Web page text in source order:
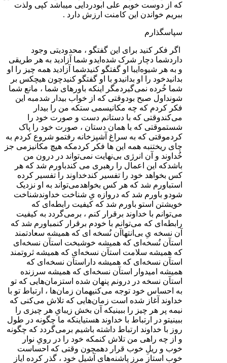
که از دوست خوبم علی ابودردایی میباشد کپی ولذت
ببریم خواندن این کامنت ارزش دارد .
سپاسگذارم
اگر فکر کنید برای این گفتگو ، محدودیتی وجود
داردشما دچار شرک شده‌ایدو شما آزادید به هر طریقی
و به هر شیوه‌ایبا او گفتگو کنیدشما آزادید همه چیز را او
بدانیدخود را او بدانیدو با او گفتگو کنیدچون هیچکس بر
شما خُرده نمی‌گیردمگر اینکه باورهای شما ، مانع شما
شونداول صبح بودوقتی که از خواب بیدار شدمبه این
فکر کردم که چه مکانیسمی ستکه من را بیدار
می‌کندوقتی که با دستانم دست و صورت خود را
شستموقتی که با همان دستان ، صورت خود را پاک
کردموقتی که به سراغ آشپزخانه رفتمو شروع کردم به
چای ریختنبه همه این ها فکر کردمکه هیچ مکانیزمی جز
خُداوند و آن انرژی بی‌نهایت نمی‌تواند در درون من
باشدکه این اعمال را رهبری می کندباورم شد که هر
کس بخواهد خود را تفسیر کندخداوند را تفسیر کرده
استباورم شد که هر کس بخواهدمی‌تواند به او نزدیک
شودو باورم شد که دروازه یِ شناخت خداوندشناخت
خویشتن استو باورم شد که کیفیت رابطه‌ای که
می‌توانم با خداوند برقرار کنم ، برمی‌گردد به کیفیت
رابطه‌ای که می‌توانم با خودم برقرار کنمباورم شد که
آن نسخه یِ بی‌انتهاآن نُسخه‌ ای که همیشه سعادتمند
استآن نُسخه‌ای که همیشه خوشبخت استآن نسخه‌ای
که همیشه سلامت استآن نسخه‌ای که همیشه ثروتمند
استآن نسخه‌ای که همیشه داراستآن نسخه‌ای که
همیشه امیدوار استآن نسخه‌ای که همیشه سرزنده
استآن نسخه در درونم پنهان شده استزمان‌هایی که تو
به احساس خود توجه می‌کنیهمان زمان‌ها ، ارتباط تو با
خداوند آغاز شده است زمان‌هایی که تلاش می‌کنی که
نیمه پر هر چیز را ببینیکه آن بخش زیبایِ هر چیزی را
ببینیتو در ارتباط با خداوند هستیاینکه ما چگونه در طول
روز با خداوند ارتباط داشته باشیم برمی‌گردد که چگونه
و از چه راهی من تلاش کنمکه خود را در رویِ نوار
خوب و ریلِ خوب قرار دهمچون وقتی که احساست
خوب استاز مرزِ پاشنه‌های آشیل خود ، گذر کرده ایاز